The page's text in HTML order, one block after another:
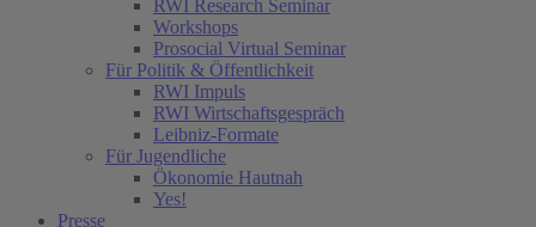
RWI Research Seminar
Workshops
Prosocial Virtual Seminar
Für Politik & Öffentlichkeit
RWI Impuls
RWI Wirtschaftsgespräch
Leibniz-Formate
Für Jugendliche
Ökonomie Hautnah
Yes!
Presse